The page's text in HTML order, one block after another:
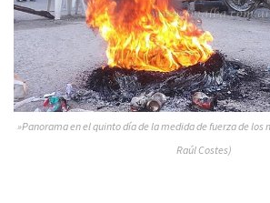
»Panorama en el quinto día de la medida de fuerza de
Raúl Costes)